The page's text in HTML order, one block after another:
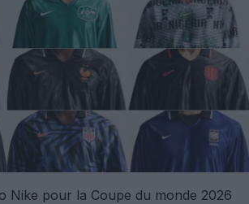
Nike pour la Coupe du monde 2026